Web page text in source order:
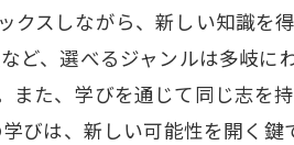
クスしながら、新しい知識を
、選べるジャンルは多岐にわ
また、学びを通じて同じ志を
は、新しい可能性を開く鍵